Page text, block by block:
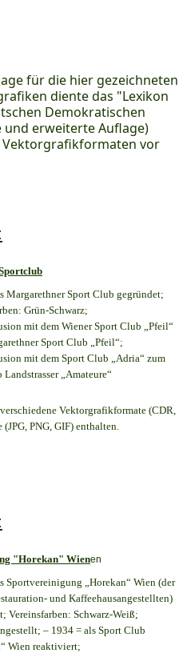
für die hier gezeichneten
diente das "Lexikon
Demokratischen
und erweiterte Auflage)
Vektorgrafikformaten vor
Margarethner Sport Club gegründet;
Grün-Schwarz;
mit dem Wiener Sport Club „Pfeil“
Sport Club „Pfeil“;
mit dem Sport Club „Adria“ zum
„Amateure“
Vektorgrafikformate (CDR,
PNG, GIF) enthalten.
"Horekan" Wienen
Sportvereinigung „Horekan“ Wien (der
und Kaffeehausangestellten)
Vereinsfarben: Schwarz-Weiß;
– 1934 = als Sport Club
Wien reaktiviert;